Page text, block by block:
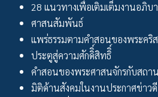
28 แนวทางเพื่อเติมเต็มงานอภิบ
ศาสนสัมพันธ์
แพร่ธรรมตามคำสอนของพระคริส
ประตูสู่ความศักดิิ์สิทธิิ์
คำสอนของพระศาสนจักรกับสถ
มิติด้านสังคมในงานประกาศข่าวดี